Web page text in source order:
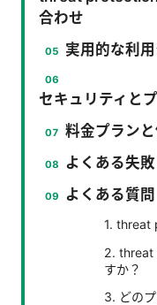
合わせ
実用的な利
セキュリティと
料金プラン
よくある失
よくある質問
1. threat
2. threat
すか？
3. どの